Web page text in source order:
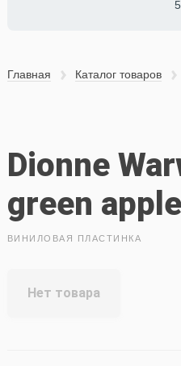
Главная Каталог товаров
Dionne
green
ВИНИЛОВАЯ ПЛАСТИНКА
Нет товара